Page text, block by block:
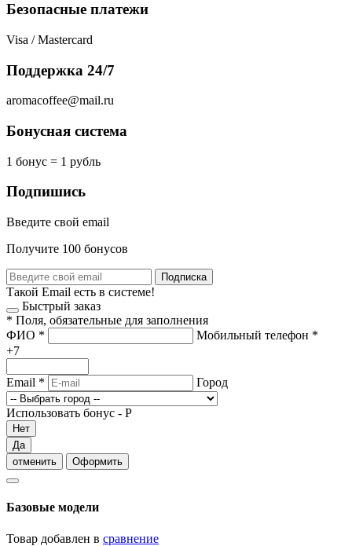
Безопасные платежи
Visa / Mastercard
Поддержка 24/7
aromacoffee@mail.ru
Бонусная система
1 бонус = 1 рубль
Подпишись
Введите свой email
Получите 100 бонусов
Подписка
Такой Email есть в системе!
Быстрый заказ
* Поля, обязательные для заполнения
ФИО * Мобильный телефон *
+7
Email * Город
Использовать бонус - Р
Нет
Да
отменить
Оформить
Базовые модели
Товар добавлен в сравнение